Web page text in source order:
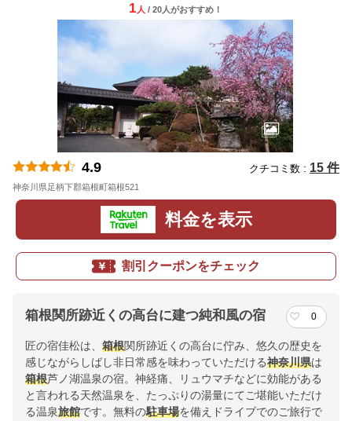
1 人 / 20人がおすすめ！
4.9 クチコミ数 : 15 件
神奈川県足柄下郡箱根町箱根521
料金を表示
割引クーポンをチェック
箱根関所跡近くの高台に建つ純和風の宿 0
匠の宿佳松は、 箱根関所跡近くの高台に佇み、悠久の歴史を
感じながらしばし非日常感を味わっていただける神奈川県は
箱根芦ノ湖温泉の宿。神経痛、リュウマチなどに効能がある
と言われる天然温泉を、たっぷりの湯量にてご堪能いただけ
る温泉旅館です。無料の駐車場を備えドライブでのご旅行で